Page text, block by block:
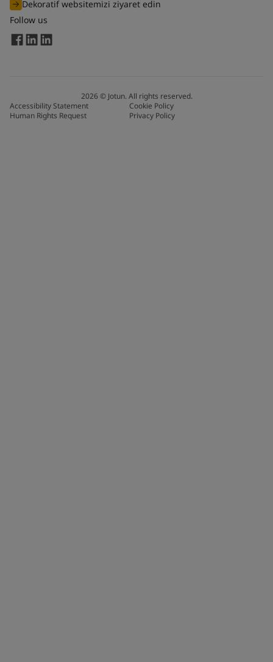
Dekoratif websitemizi ziyaret edin
Follow us
2026© Jotun. All rights reserved.
Accessibility Statement
Cookie Policy
Human Rights Request
Privacy Policy